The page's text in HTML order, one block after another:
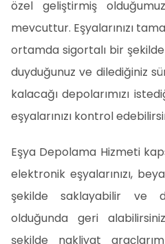
özel geliştirmiş
mevcuttur. Eşyalarınızı
ortamda sigortalı bir
duyduğunuz ve dilediğiniz
kalacağı depolarımızı
eşyalarınızı kontrol
Eşya Depolama Hizmeti
elektronik eşyalarınızı,
şekilde saklayabilir ve
olduğunda geri
şekilde nakliyat